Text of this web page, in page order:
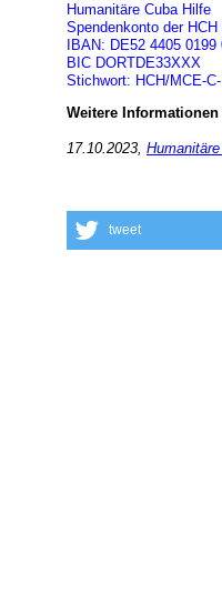
Humanitäre Cuba Hilfe
Spendenkonto der
IBAN: DE52 4405
BIC DORTDE33XXX
Stichwort: HCH/MCE-
Weitere
17.10.2023,
tweet